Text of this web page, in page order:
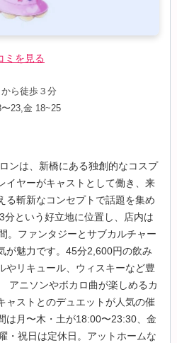
ミを見る
ら徒歩３分
23,金 18~25
ンは、新橋にある独創的なコスプ
イヤーがキャストとして働き、来
る斬新なコンセプトで話題を集め
分という好立地に位置し、店内は
。ファンタジーとサブカルチャー
が魅力です。45分2,600円の飲み
やリキュール、ウィスキーなど豊
アニソンやボカロ曲が楽しめるカ
ャストとのデュエットが人気の催
は月〜木・土が18:00〜23:30、金
・祝日は定休日。アットホームな